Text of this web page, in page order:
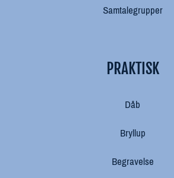
Samtalegrupper
PRAKTISK
Dåb
Bryllup
Begravelse